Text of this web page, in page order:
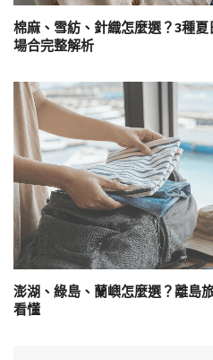
棉麻、雪紡、針織怎麼選？3種
場合完整解析
澎湖、綠島、蘭嶼怎麼選？離島
看懂